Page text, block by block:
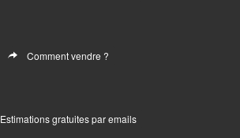
Comment vendre ?
Estimations gratuites par emails